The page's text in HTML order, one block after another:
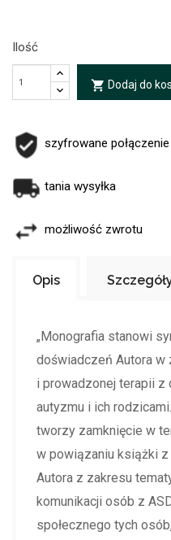
Ilość
local_grocery_store Dodaj do
szyfrowane połączenie
tania wysyłka
możliwość zwrotu
Opis
„Monografia stanowi
doświadczeń Autora w
i prowadzonej terapii
autyzmu i ich
tworzy zamknięcie w
w powiązaniu książki z
Autora z zakresu
komunikacji osób z
społecznego tych